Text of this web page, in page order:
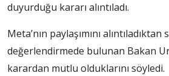
duyurduğu kararı alıntıladı.
Meta’nın paylaşımını
değerlendirmede bulunan Bakan
karardan mutlu olduklarını söyledi.